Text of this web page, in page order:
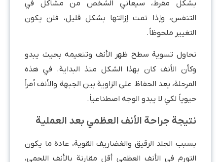
بشكل مفرط، سيعاني الشخص من مشاكل في
التنفس، وإذا تمت إزالتها بشكل قليل، فلن يكون
التغيير ملحوظاً.
نحاول تسوية سطح ظهر الأنف وتنعيمه بحيث يبدو
وكأن الأنف كان بهذا الشكل منذ البداية. في هذه
المرحلة، يعد الحفاظ على الزاوية بين الجبهة والأنف أمراً
حيوياً لكي لا يبدو الوجه اصطناعياً.
نتيجة جراحة الأنف العظمي بعد العملية
بسبب الجلد الرقيق والغضاريف القوية، عادة ما يكون
التورم في الأنف العظمي أقل مقارنة بالأنف اللحمي،